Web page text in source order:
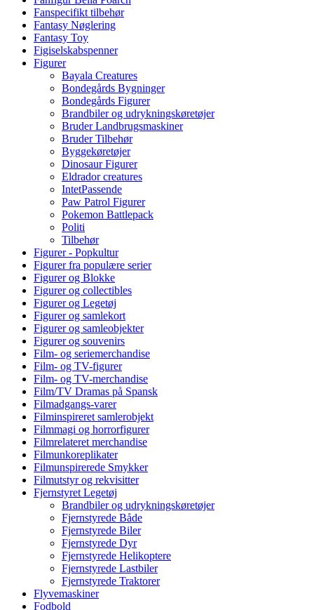
Fanspecifikt tilbehør
Fantasy Nøglering
Fantasy Toy
Figiselskabspenner
Figurer
Bayala Creatures
Bondegårds Bygninger
Bondegårds Figurer
Brandbiler og udrykningskøretøjer
Bruder Landbrugsmaskiner
Bruder Tilbehør
Byggekøretøjer
Dinosaur Figurer
Eldrador creatures
IntetPassende
Paw Patrol Figurer
Pokemon Battlepack
Politi
Tilbehør
Figurer - Popkultur
Figurer fra populære serier
Figurer og Blokke
Figurer og collectibles
Figurer og Legetøj
Figurer og samlekort
Figurer og samleobjekter
Figurer og souvenirs
Film- og seriemerchandise
Film- og TV-figurer
Film- og TV-merchandise
Film/TV Dramas på Spansk
Filmadgangs-varer
Filminspireret samlerobjekt
Filmmagi og horrorfigurer
Filmrelateret merchandise
Filmunkoreplikater
Filmunspirerede Smykker
Filmutstyr og rekvisitter
Fjernstyret Legetøj
Brandbiler og udrykningskøretøjer
Fjernstyrede Både
Fjernstyrede Biler
Fjernstyrede Dyr
Fjernstyrede Helikoptere
Fjernstyrede Lastbiler
Fjernstyrede Traktorer
Flyvemaskiner
Fodbold